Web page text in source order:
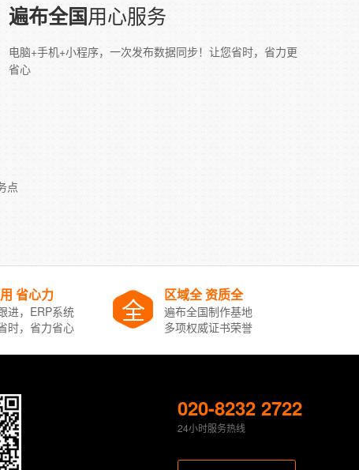
遍布全国用心服务
电脑+手机+小程序，一次发布数据同步！让您省时，省力更
省心
点
省心力
进，ERP系统
时，省力省心
全 区域全 资质全
遍布全国制作基地
多项权威证书荣誉
020-8232 2722
24小时服务热线